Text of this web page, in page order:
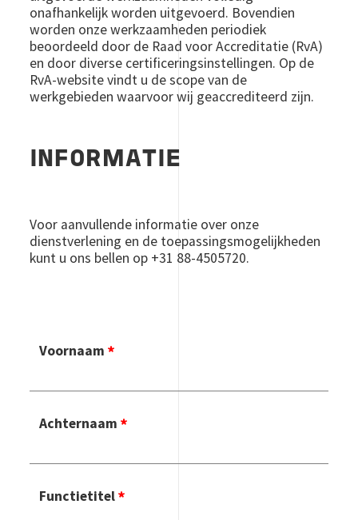
onafhankelijk worden uitgevoerd. Bovendien
worden onze werkzaamheden periodiek
beoordeeld door de Raad voor Accreditatie (RvA)
en door diverse certificeringsinstellingen. Op de
RvA-website vindt u de scope van de
werkgebieden waarvoor wij geaccrediteerd zijn.
INFORMATIE
Voor aanvullende informatie over onze
dienstverlening en de toepassingsmogelijkheden
kunt u ons bellen op +31 88-4505720.
Voornaam
Achternaam
Functietitel